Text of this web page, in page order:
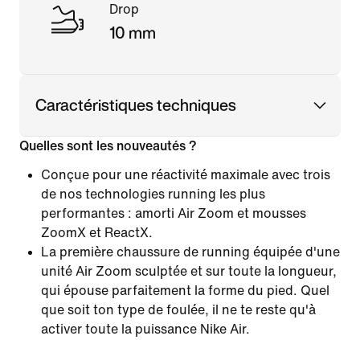
Drop
10 mm
Caractéristiques techniques
Quelles sont les nouveautés ?
Conçue pour une réactivité maximale avec trois
de nos technologies running les plus
performantes : amorti Air Zoom et mousses
ZoomX et ReactX.
La première chaussure de running équipée d'une
unité Air Zoom sculptée et sur toute la longueur,
qui épouse parfaitement la forme du pied. Quel
que soit ton type de foulée, il ne te reste qu'à
activer toute la puissance Nike Air.